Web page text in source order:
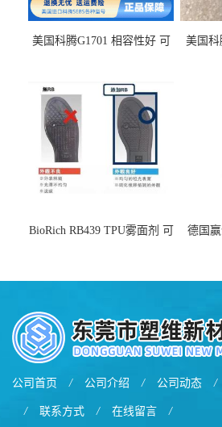
美国科腾G1701 相容性好 可
美国科
BioRich RB439 TPU雾面剂 可
德国
公司首页 / 公司介绍 / 公司动态 /
/ 联系方式 / 在线留言 /